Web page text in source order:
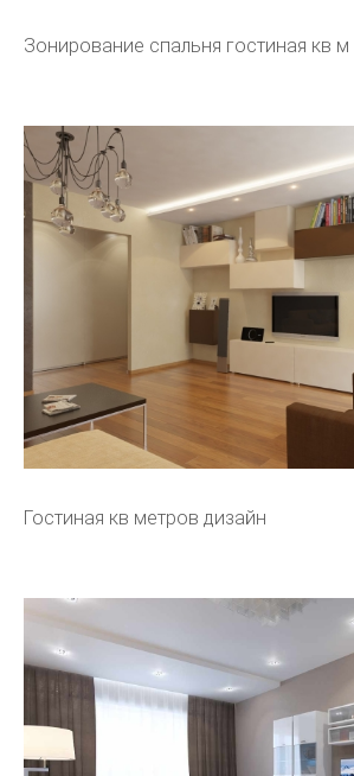
Зонирование спальня гостиная кв м
Гостиная кв метров дизайн